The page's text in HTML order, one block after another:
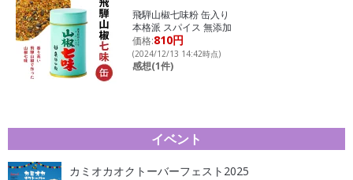
飛騨山椒七味粉 缶入り
本格派 スパイス 無添加
価格:810円
(2024/12/13 14:42時点)
感想(1件)
イベント
カミオカオクトーバーフェスト2025